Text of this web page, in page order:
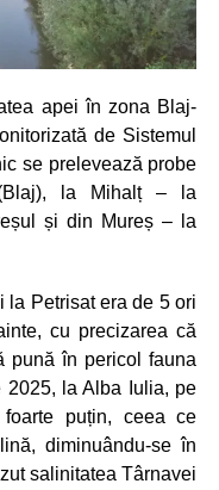
apei în zona Blaj-
de Sistemul
se prelevează probe
la Mihalț – la
și din Mureș – la
la Petrisat era de 5 ori
cu precizarea că
pună în pericol fauna
2025, la Alba Iulia, pe
foarte puțin, ceea ce
diminuându-se în
salinitatea Târnavei